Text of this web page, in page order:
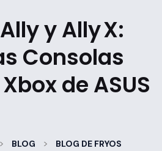
y Ally X:
Consolas
de ASUS
> BLOG >
BLOG DE FRYOS